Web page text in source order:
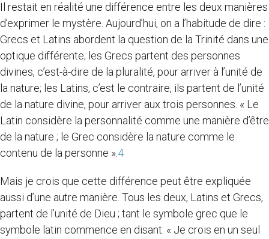
Il restait en réalité une différence entre les deux manières
d’exprimer le mystère. Aujourd’hui, on a l’habitude de dire :
Grecs et Latins abordent la question de la Trinité dans une
optique différente; les Grecs partent des personnes
divines, c’est-à-dire de la pluralité, pour arriver à l’unité de
la nature; les Latins, c’est le contraire, ils partent de l’unité
de la nature divine, pour arriver aux trois personnes. « Le
Latin considère la personnalité comme une manière d’être
de la nature ; le Grec considère la nature comme le
contenu de la personne ».4
Mais je crois que cette différence peut être expliquée
aussi d’une autre manière. Tous les deux, Latins et Grecs,
partent de l’unité de Dieu ; tant le symbole grec que le
symbole latin commence en disant: « Je crois en un seul